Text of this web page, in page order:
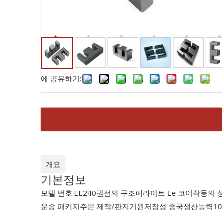
에 공유하기:
개요
기본정보
모델 번호.EE240권선의 구조페라이트 Ee 코어작동의
운송 패키지주문 제작/판지기원저장성 중국생산능력